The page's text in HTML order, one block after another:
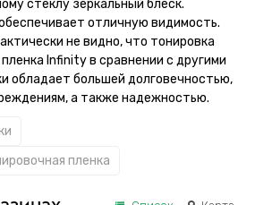
стеклу зеркальный блеск.
отличную видимость.
не видно, что тонировка
Infinity в сравнении с другими
обладает большей долговечностью,
а также надежностью.
пленка